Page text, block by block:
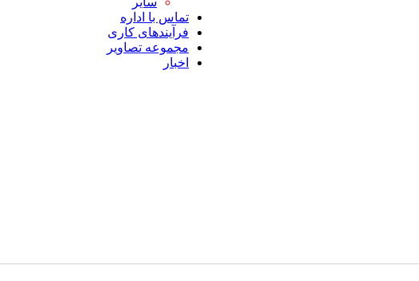
تماس با اداره
فرآیندهای کاری
مجموعه تصاویر
اخبار